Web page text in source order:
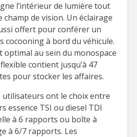
l’intérieur de lumière tout
de vision. Un éclairage
offert pour conférer un
cocooning à bord du véhicule.
optimal au sein du monospace
contient jusqu’à 47
pour stocker les affaires.
utilisateurs ont le choix entre
essence TSI ou diesel TDI
à 6 rapports ou boîte à
à 6/7 rapports. Les